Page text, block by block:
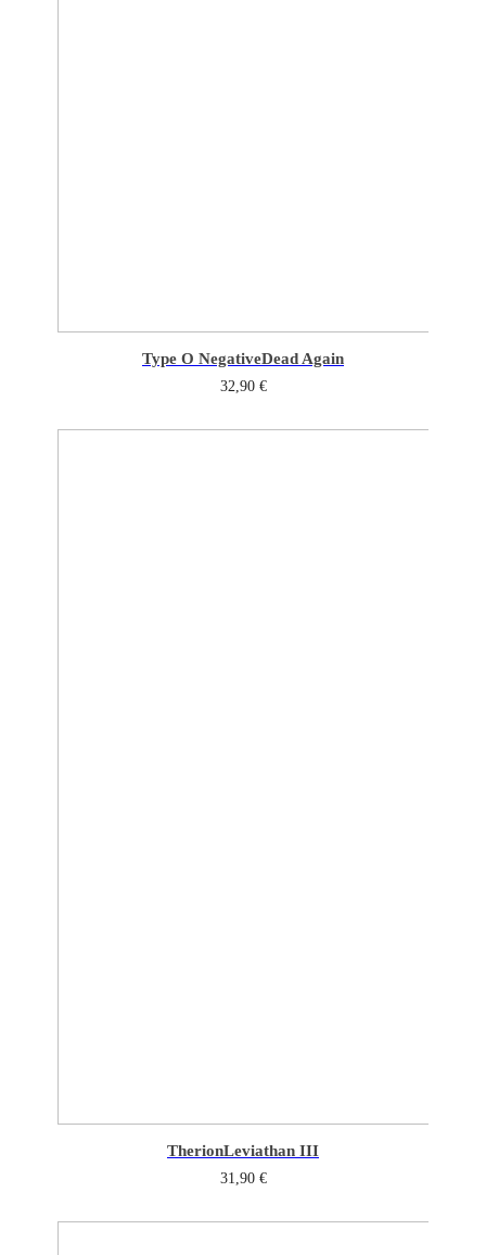
Type O NegativeDead Again
32,90 €
TherionLeviathan III
31,90 €